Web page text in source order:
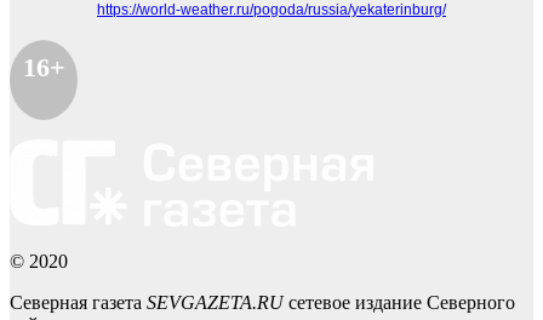
https://world-weather.ru/pogoda/russia/yekaterinburg/
16+
© 2020
Северная газета SEVGAZETA.RUсетевое издание Северного